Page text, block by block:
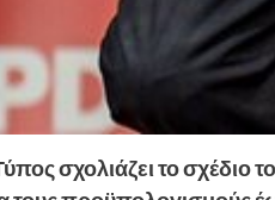
σχολιάζει το σχέδιο